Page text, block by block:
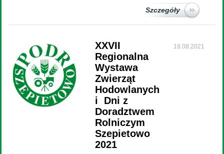
Szczegóły
XXVII
Regionalna
Wystawa
Zwierząt
Hodowlanych
i Dni z
Doradztwem
Rolniczym
Szepietowo
2021
18.08.2021